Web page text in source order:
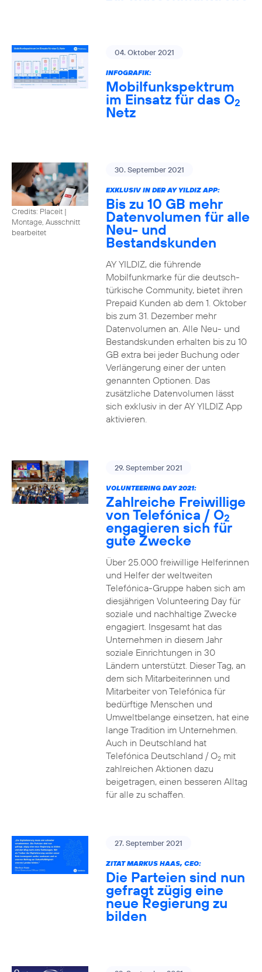
04. Oktober 2021
INFOGRAFIK:
Mobilfunkspektrum
im Einsatz für das O2
Netz
Credits: Placeit |
Montage, Ausschnitt
bearbeitet
30. September 2021
EXKLUSIV IN DER AY YILDIZ APP:
Bis zu 10 GB mehr
Datenvolumen für alle
Neu- und
Bestandskunden
AY YILDIZ, die führende
Mobilfunkmarke für die deutsch-
türkische Community, bietet ihren
Prepaid Kunden ab dem 1. Oktober
bis zum 31. Dezember mehr
Datenvolumen an. Alle Neu- und
Bestandskunden erhalten bis zu 10
GB extra bei jeder Buchung oder
Verlängerung einer der unten
genannten Optionen. Das
zusätzliche Datenvolumen lässt
sich exklusiv in der AY YILDIZ App
aktivieren.
29. September 2021
VOLUNTEERING DAY 2021:
Zahlreiche Freiwillige
von Telefónica / O2
engagieren sich für
gute Zwecke
Über 25.000 freiwillige Helferinnen
und Helfer der weltweiten
Telefónica-Gruppe haben sich am
diesjährigen Volunteering Day für
soziale und nachhaltige Zwecke
engagiert. Insgesamt hat das
Unternehmen in diesem Jahr
soziale Einrichtungen in 30
Ländern unterstützt. Dieser Tag, an
dem sich Mitarbeiterinnen und
Mitarbeiter von Telefónica für
bedürftige Menschen und
Umweltbelange einsetzen, hat eine
lange Tradition im Unternehmen.
Auch in Deutschland hat
Telefónica Deutschland / O2mit
zahlreichen Aktionen dazu
beigetragen, einen besseren Alltag
für alle zu schaffen.
27. September 2021
ZITAT MARKUS HAAS, CEO:
Die Parteien sind nun
gefragt zügig eine
neue Regierung zu
bilden